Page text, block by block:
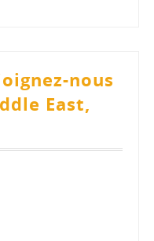
nous
East,